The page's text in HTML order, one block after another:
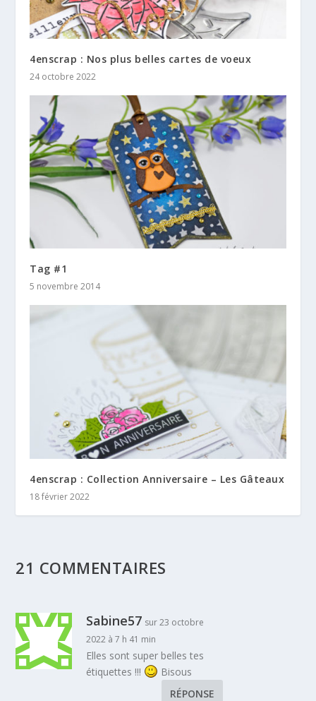
4enscrap : Nos plus belles cartes de voeux
24 octobre 2022
Tag #1
5 novembre 2014
4enscrap : Collection Anniversaire – Les Gâteaux
18 février 2022
21 COMMENTAIRES
Sabine57 sur 23 octobre
2022 à 7 h 41 min
Elles sont super belles tes
étiquettes !!!
Bisous
RÉPONSE